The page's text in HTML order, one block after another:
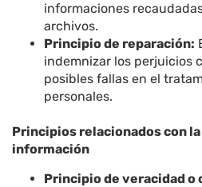
informaciones
archivos.
Principio de reparación:
indemnizar los perjuicios
posibles fallas en el
personales.
Principios relacionados con
información
Principio de veracidad o